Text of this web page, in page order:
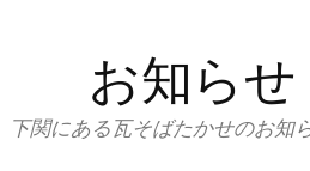
お知らせ
下関にある瓦そばたかせのお知